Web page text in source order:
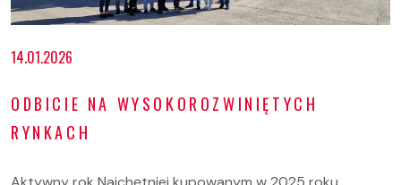
14.01.2026
ODBICIE NA WYSOKOROZWINIĘTYCH
RYNKACH